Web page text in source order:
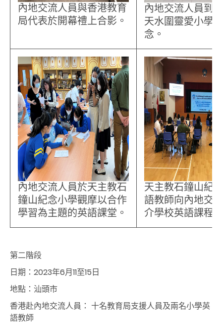
內地交流人員與香港教育
局代表於開幕禮上合影。
內地交流人員到
天水圍靈愛小學
念。
內地交流人員於天主教石
鐘山紀念小學觀摩以合作
學習為主題的英語課堂。
天主教石鐘山紀
語教師向內地交
介學校英語課程
第二階段
日期： 2023年6月11至15日
地點：汕頭市
香港赴內地交流人員： 十名教育局支援人員及兩名小學英
語教師